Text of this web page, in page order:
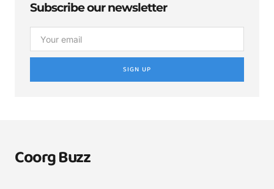
Subscribe our newsletter
SIGN UP
Coorg Buzz